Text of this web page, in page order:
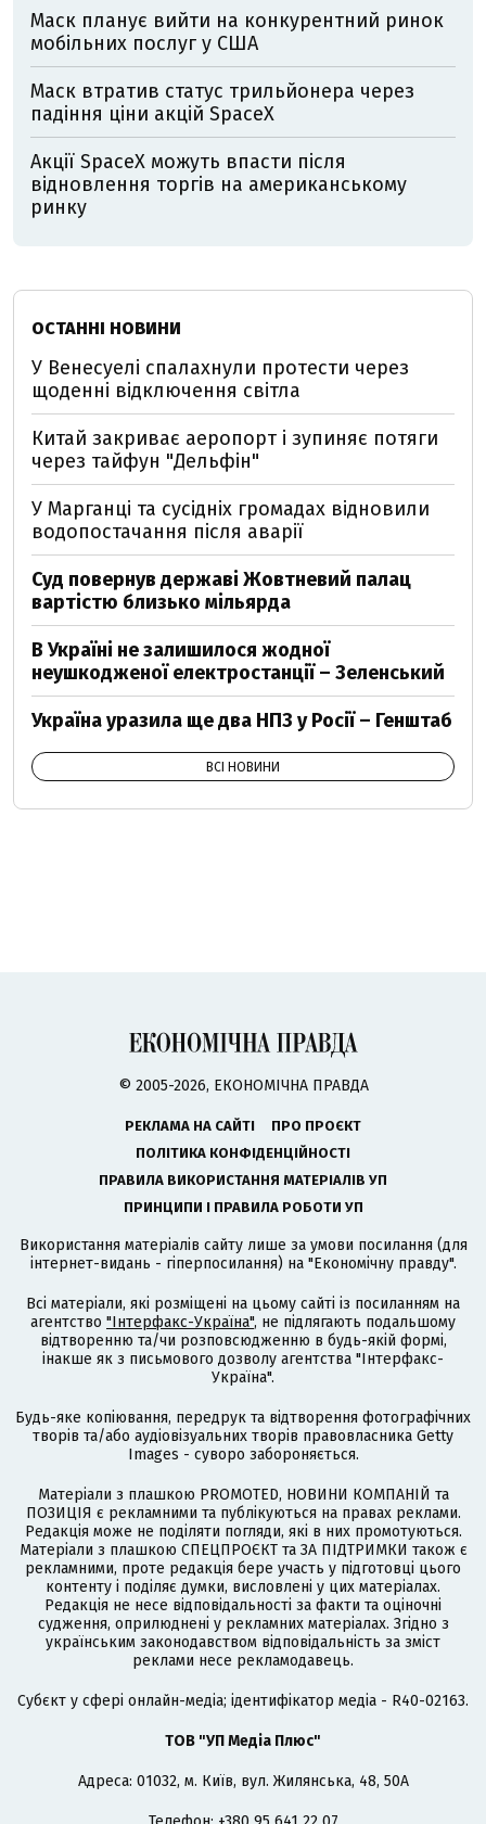
Маск планує вийти на конкурентний ринок
мобільних послуг у США
Маск втратив статус трильйонера через
падіння ціни акцій SpaceX
Акції SpaceX можуть впасти після
відновлення торгів на американському
ринку
ОСТАННІ НОВИНИ
У Венесуелі спалахнули протести через
щоденні відключення світла
Китай закриває аеропорт і зупиняє потяги
через тайфун "Дельфін"
У Марганці та сусідніх громадах відновили
водопостачання після аварії
Суд повернув державі Жовтневий палац
вартістю близько мільярда
В Україні не залишилося жодної
неушкодженої електростанції – Зеленський
Україна уразила ще два НПЗ у Росії – Генштаб
ВСІ НОВИНИ
© 2005-2026, ЕКОНОМІЧНА ПРАВДА
РЕКЛАМА НА САЙТІ
ПРО ПРОЄКТ
ПОЛІТИКА КОНФІДЕНЦІЙНОСТІ
ПРАВИЛА ВИКОРИСТАННЯ МАТЕРІАЛІВ УП
ПРИНЦИПИ І ПРАВИЛА РОБОТИ УП
Використання матеріалів сайту лише за умови посилання (для
інтернет-видань - гіперпосилання) на "Економічну правду".
Всі матеріали, які розміщені на цьому сайті із посиланням на
агентство "Інтерфакс-Україна", не підлягають подальшому
відтворенню та/чи розповсюдженню в будь-якій формі,
інакше як з письмового дозволу агентства "Інтерфакс-
Україна".
Будь-яке копіювання, передрук та відтворення фотографічних
творів та/або аудіовізуальних творів правовласника Getty
Images - суворо забороняється.
Матеріали з плашкою PROMOTED, НОВИНИ КОМПАНІЙ та
ПОЗИЦІЯ є рекламними та публікуються на правах реклами.
Редакція може не поділяти погляди, які в них промотуються.
Матеріали з плашкою СПЕЦПРОЄКТ та ЗА ПІДТРИМКИ також є
рекламними, проте редакція бере участь у підготовці цього
контенту і поділяє думки, висловлені у цих матеріалах.
Редакція не несе відповідальності за факти та оціночні
судження, оприлюднені у рекламних матеріалах. Згідно з
українським законодавством відповідальність за зміст
реклами несе рекламодавець.
Cубєкт у сфері онлайн-медіа; ідентифікатор медіа - R40-02163.
ТОВ "УП Медіа Плюс"
Адреса: 01032, м. Київ, вул. Жилянська, 48, 50А